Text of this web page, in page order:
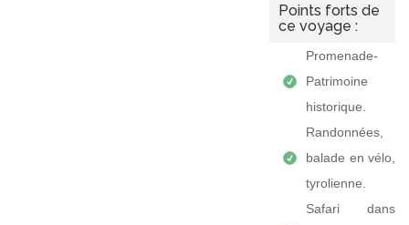
Points forts de
ce voyage :
Promenade-
Patrimoine
historique.
Randonnées,
balade en vélo,
tyrolienne.
Safari dans